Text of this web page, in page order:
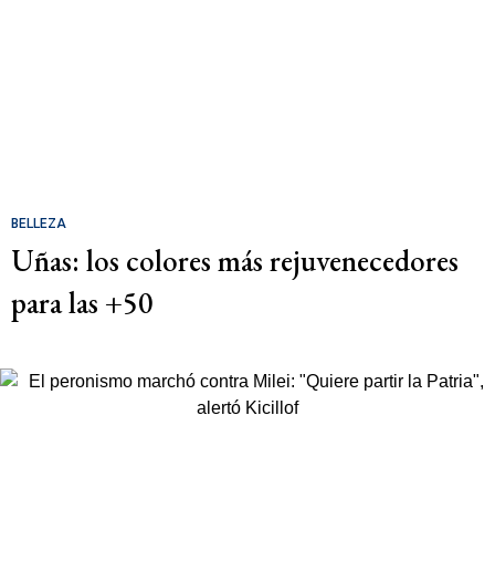
BELLEZA
Uñas: los colores más rejuvenecedores
para las +50